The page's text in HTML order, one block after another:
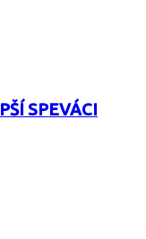
SPEVÁCI